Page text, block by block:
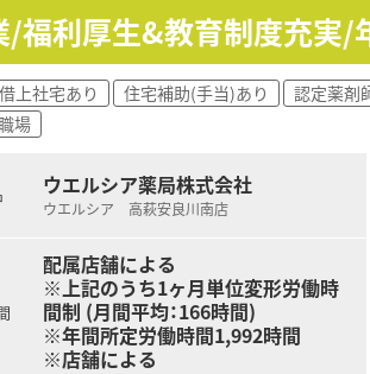
/福利厚生&教育制度充
借上社宅あり 住宅補助(手当)あり 認定薬剤
場
ウエルシア薬局株式会社
ウエルシア 高萩安良川南店
配属店舗による
※上記のうち1ヶ月単位変形労働時
間制 (月間平均：166時間)
※年間所定労働時間1,992時間
※店舗による